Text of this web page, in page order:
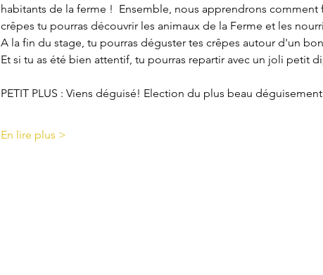
habitants de la ferme !  Ensemble, nous apprendrons
crêpes tu pourras découvrir les animaux de la Ferme et les
A la fin du stage, tu pourras déguster tes crêpes autour d'un
Et si tu as été bien attentif, tu pourras repartir avec un joli petit
PETIT PLUS : Viens déguisé! Election du plus beau
En lire plus >